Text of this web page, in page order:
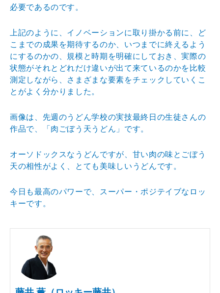
必要であるのです。
上記のように、イノベーションに取り掛かる前に、ど
こま での成果を期待するのか、いつまでに終えるよう
にするのかの、規模と時期を明確にしておき、実際の
状態がそれと どれだけ違いが出て来ているのかを比較
測定しながら、さ まざまな要素をチェックしていくこ
とがよく分かりました 。
画像は、先週のうどん学校の実技最終日の生徒さんの
作品で、「肉ごぼう天うどん」です。
オーソドックスなうどんですが、甘い肉の味とごぼう
天の相性がよく、とても美味しいうどんです。
今日も最高のパワーで、スーパー・ポジテイブなロッ
キーです。